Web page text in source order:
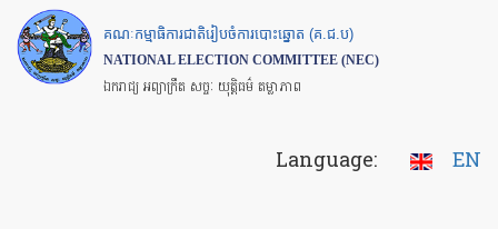
Skip
to
main
គណៈកម្មាធិការជាតិរៀបចំការបោះឆ្នោត (គ.ជ.ប)
NATIONAL ELECTION COMMITTEE (NEC)
ឯករាជ្យ អព្យាក្រឹត សច្ចៈ យុត្តិធម៌ តម្លាភាព
Language: EN